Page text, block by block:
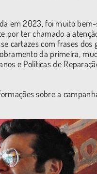
em 2023, foi muito
por ter chamado a
cartazes com frases
da primeira,
e Políticas de
sobre a